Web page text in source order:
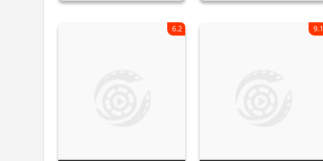
6.2 9.1